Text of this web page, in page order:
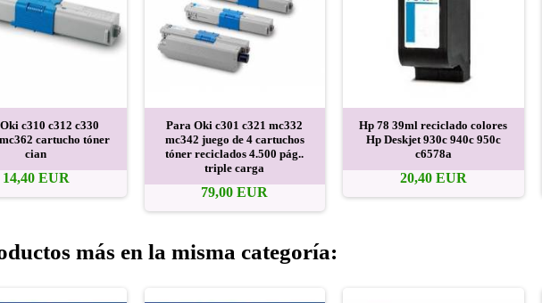
c310 c312 c330
cartucho tóner
cian
14,40 EUR
Para Oki c301 c321 mc332
mc342 juego de 4 cartuchos
tóner reciclados 4.500 pág..
triple carga
79,00 EUR
Hp 78 39ml reciclado colores
Hp Deskjet 930c 940c 950c
c6578a
20,40 EUR
más en la misma categoría: